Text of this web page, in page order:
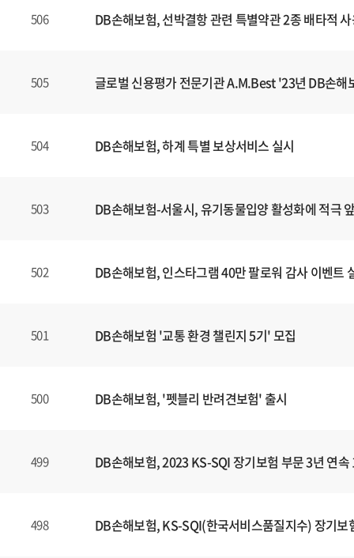
506 DB손해보험, 선박결항 관련 특별약관 2종 배타적
505 글로벌 신용평가 전문기관 A.M.Best '23년 DB손
504 DB손해보험, 하계 특별 보상서비스 실시
503 DB손해보험-서울시, 유기동물입양 활성화에 적극
502 DB손해보험, 인스타그램 40만 팔로워 감사 이벤트
501 DB손해보험 '교통 환경 챌린지 5기' 모집
500 DB손해보험, '펫블리 반려견보험' 출시
499 DB손해보험, 2023 KS-SQI 장기보험 부문 3년 연속
498 DB손해보험, KS-SQI(한국서비스품질지수) 장기보